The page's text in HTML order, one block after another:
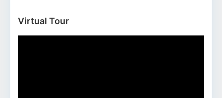
Virtual Tour